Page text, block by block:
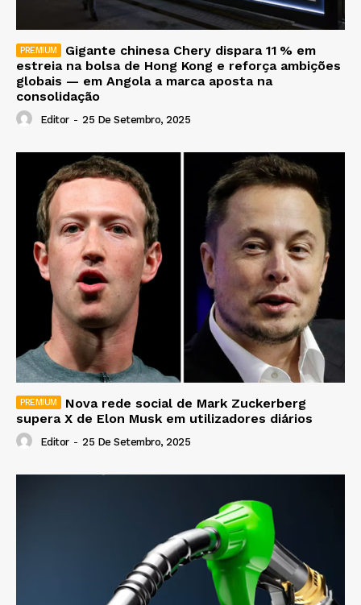
Gigante chinesa Chery dispara 11 % em
estreia na bolsa de Hong Kong e reforça ambições
globais — em Angola a marca aposta na
consolidação
Editor - 25 De Setembro, 2025
Nova rede social de Mark Zuckerberg
supera X de Elon Musk em utilizadores diários
Editor - 25 De Setembro, 2025